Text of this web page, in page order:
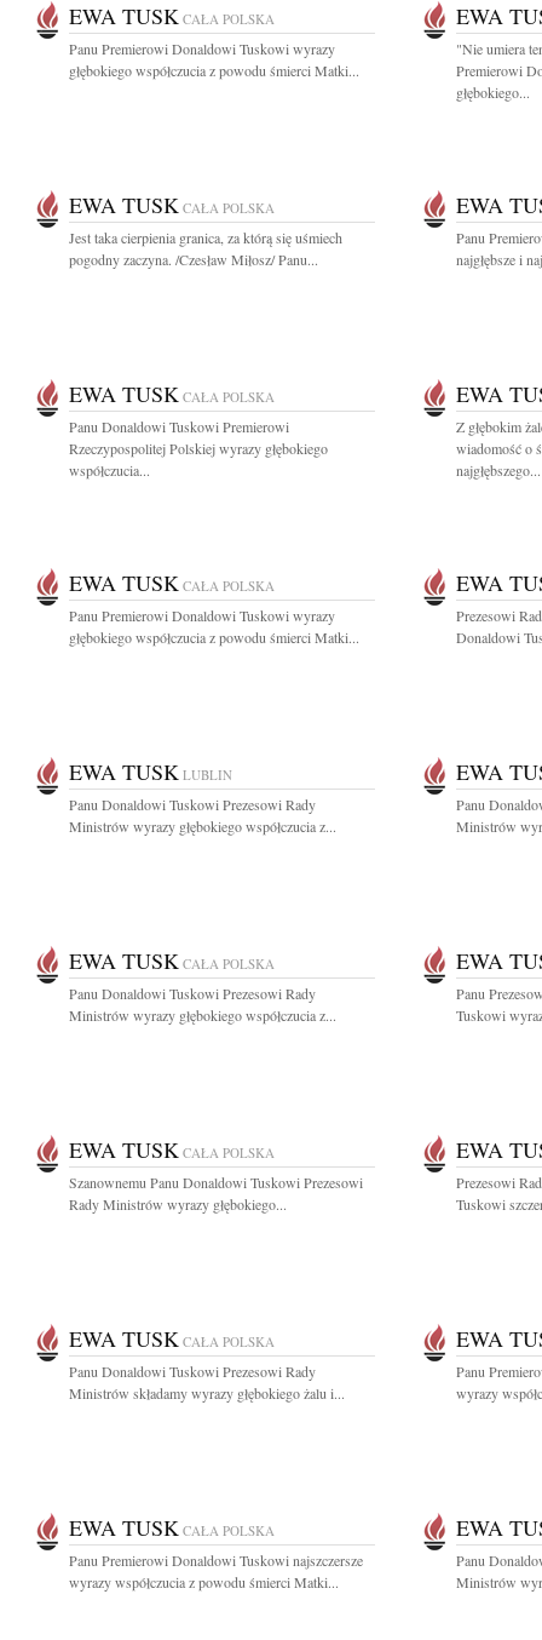
EWA TUSK CAŁA POLSKA
Panu Premierowi Donaldowi Tuskowi wyrazy
głębokiego współczucia z powodu śmierci Matki...
EWA
"Nie umiera
Premierowi
głębokiego...
EWA TUSK CAŁA POLSKA
Jest taka cierpienia granica, za którą się uśmiech
pogodny zaczyna. /Czesław Miłosz/ Panu...
EWA
Panu
najgłębsze i
EWA TUSK CAŁA POLSKA
Panu Donaldowi Tuskowi Premierowi
Rzeczypospolitej Polskiej wyrazy głębokiego
współczucia...
EWA
Z głębokim
wiadomość o
najgłębszego...
EWA TUSK CAŁA POLSKA
Panu Premierowi Donaldowi Tuskowi wyrazy
głębokiego współczucia z powodu śmierci Matki...
EWA
Prezesowi
Donaldowi
EWA TUSK LUBLIN
Panu Donaldowi Tuskowi Prezesowi Rady
Ministrów wyrazy głębokiego współczucia z...
EWA
Panu
Ministrów
EWA TUSK CAŁA POLSKA
Panu Donaldowi Tuskowi Prezesowi Rady
Ministrów wyrazy głębokiego współczucia z...
EWA
Panu
Tuskowi
EWA TUSK CAŁA POLSKA
Szanownemu Panu Donaldowi Tuskowi Prezesowi
Rady Ministrów wyrazy głębokiego...
EWA
Prezesowi
Tuskowi
EWA TUSK CAŁA POLSKA
Panu Donaldowi Tuskowi Prezesowi Rady
Ministrów składamy wyrazy głębokiego żalu i...
EWA
Panu
wyrazy
EWA TUSK CAŁA POLSKA
Panu Premierowi Donaldowi Tuskowi najszczersze
wyrazy współczucia z powodu śmierci Matki...
EWA
Panu
Ministrów